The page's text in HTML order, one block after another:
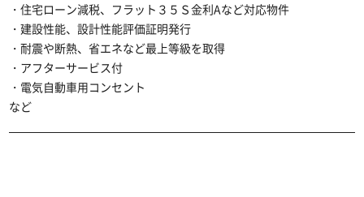
・住宅ローン減税、フラット３５Ｓ金利Aなど対応物件
・建設性能、設計性能評価証明発行
・耐震や断熱、省エネなど最上等級を取得
・アフターサービス付
・電気自動車用コンセント
など